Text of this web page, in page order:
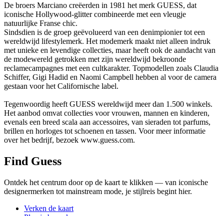
De broers Marciano creëerden in 1981 het merk GUESS, dat
iconische Hollywood-glitter combineerde met een vleugje
natuurlijke Franse chic.
Sindsdien is de groep geëvolueerd van een denimpionier tot een
wereldwijd lifestylemerk. Het modemerk maakt niet alleen indruk
met unieke en levendige collecties, maar heeft ook de aandacht van
de modewereld getrokken met zijn wereldwijd bekroonde
reclamecampagnes met een cultkarakter. Topmodellen zoals Claudia
Schiffer, Gigi Hadid en Naomi Campbell hebben al voor de camera
gestaan voor het Californische label.
Tegenwoordig heeft GUESS wereldwijd meer dan 1.500 winkels.
Het aanbod omvat collecties voor vrouwen, mannen en kinderen,
evenals een breed scala aan accessoires, van sieraden tot parfums,
brillen en horloges tot schoenen en tassen. Voor meer informatie
over het bedrijf, bezoek www.guess.com.
Find Guess
Ontdek het centrum door op de kaart te klikken — van iconische
designermerken tot mainstream mode, je stijlreis begint hier.
Verken de kaart